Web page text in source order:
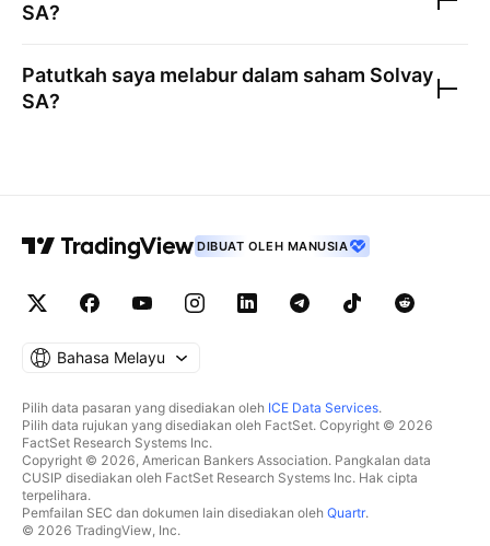
SA?
Patutkah saya melabur dalam saham Solvay
SA?
DIBUAT OLEH MANUSIA
Bahasa Melayu
Pilih data pasaran yang disediakan oleh ICE Data Services.
Pilih data rujukan yang disediakan oleh FactSet. Copyright © 2026
FactSet Research Systems Inc.
Copyright © 2026, American Bankers Association. Pangkalan data
CUSIP disediakan oleh FactSet Research Systems Inc. Hak cipta
terpelihara.
Pemfailan SEC dan dokumen lain disediakan oleh Quartr.
© 2026 TradingView, Inc.